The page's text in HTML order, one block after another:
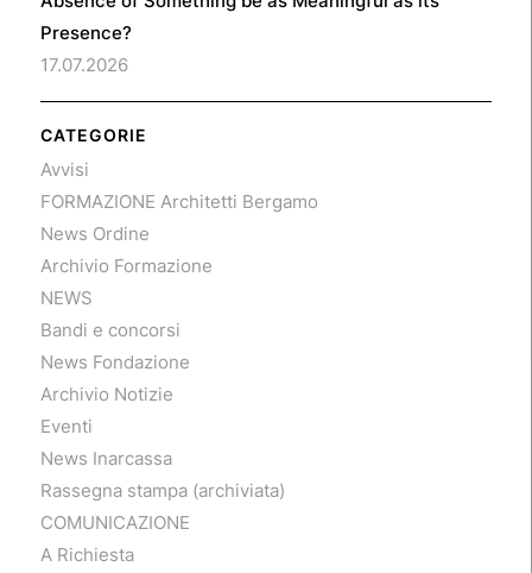
Presence?
17.07.2026
CATEGORIE
Avvisi
FORMAZIONE Architetti Bergamo
News Ordine
Archivio Formazione
NEWS
Bandi e concorsi
News Fondazione
Archivio Notizie
Eventi
News Inarcassa
Rassegna stampa (archiviata)
COMUNICAZIONE
A Richiesta